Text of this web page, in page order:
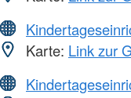
Karte: Link zur